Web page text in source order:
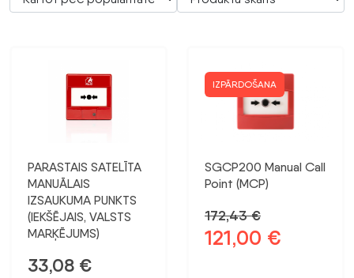
PARASTAIS SATELĪTA
MANUĀLAIS
IZSAUKUMA PUNKTS
(IEKŠĒJAIS, VALSTS
MARĶĒJUMS)
33,08 €
IZPĀRDOŠANA
SGCP200 Manual Call
Point (MCP)
172,43€
Sākotnējā
121,00 €